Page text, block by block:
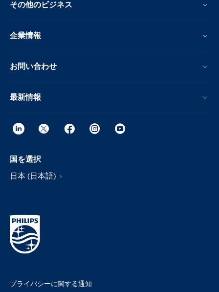
その他のビジネス
企業情報
お問い合わせ
最新情報
国を選択
日本 (日本語)
プライバシーに関する通知